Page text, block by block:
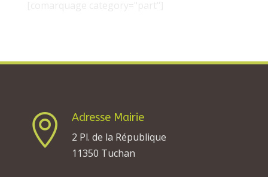

Adresse Mairie
2 Pl. de la République
11350 Tuchan